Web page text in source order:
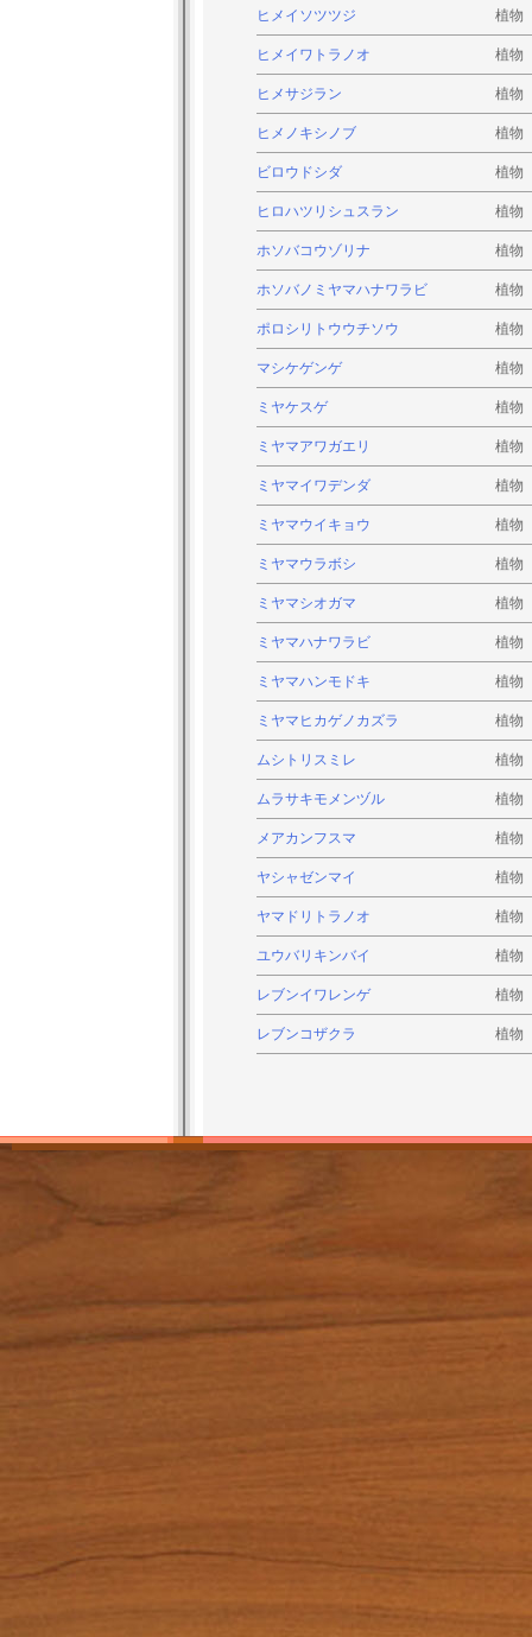
ヒメイソツツジ 植物
ヒメイワトラノオ 植物
ヒメサジラン 植物
ヒメノキシノブ 植物
ビロウドシダ 植物
ヒロハツリシュスラン 植物
ホソバコウゾリナ 植物
ホソバノミヤマハナワラビ 植物
ポロシリトウウチソウ 植物
マシケゲンゲ 植物
ミヤケスゲ 植物
ミヤマアワガエリ 植物
ミヤマイワデンダ 植物
ミヤマウイキョウ 植物
ミヤマウラボシ 植物
ミヤマシオガマ 植物
ミヤマハナワラビ 植物
ミヤマハンモドキ 植物
ミヤマヒカゲノカズラ 植物
ムシトリスミレ 植物
ムラサキモメンヅル 植物
メアカンフスマ 植物
ヤシャゼンマイ 植物
ヤマドリトラノオ 植物
ユウバリキンバイ 植物
レブンイワレンゲ 植物
レブンコザクラ 植物